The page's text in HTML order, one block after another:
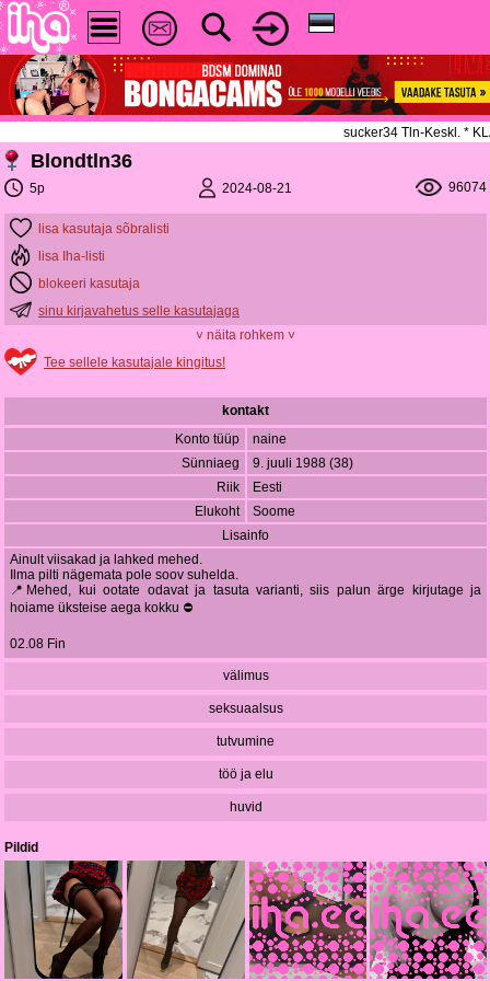
sucker34 Tln-Keskl. *
Blondtln36
5p 2024-08-21 96074
lisa kasutaja sõbralisti
lisa Iha-listi
blokeeri kasutaja
sinu kirjavahetus selle kasutajaga
˅ näita rohkem ˅
Tee sellele kasutajale kingitus!
kontakt
Konto tüüp
naine
Sünniaeg
9. juuli 1988 (38)
Riik
Eesti
Elukoht
Soome
Lisainfo
Ainult viisakad ja lahked mehed.
Ilma pilti nägemata pole soov suhelda.
📍Mehed, kui ootate odavat ja tasuta varianti, siis palun ärge kirjutage ja
hoiame üksteise aega kokku ⛔️
02.08 Fin
välimus
seksuaalsus
tutvumine
töö ja elu
huvid
Pildid